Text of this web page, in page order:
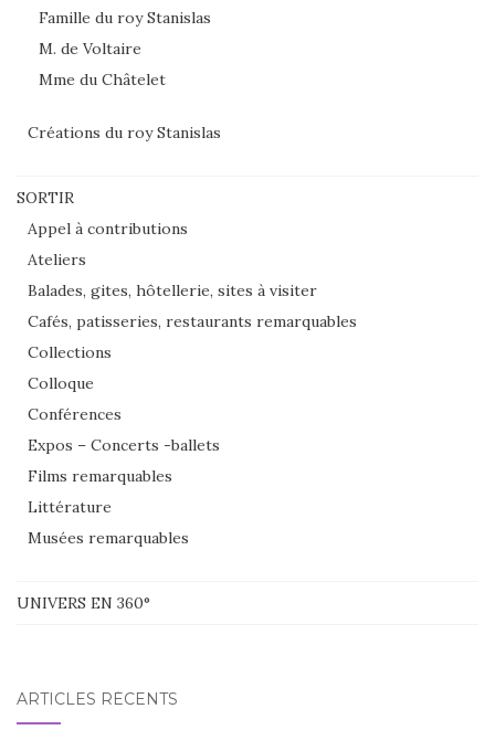
Famille du roy Stanislas
M. de Voltaire
Mme du Châtelet
Créations du roy Stanislas
SORTIR
Appel à contributions
Ateliers
Balades, gites, hôtellerie, sites à visiter
Cafés, patisseries, restaurants remarquables
Collections
Colloque
Conférences
Expos – Concerts -ballets
Films remarquables
Littérature
Musées remarquables
UNIVERS EN 360°
ARTICLES RÉCENTS